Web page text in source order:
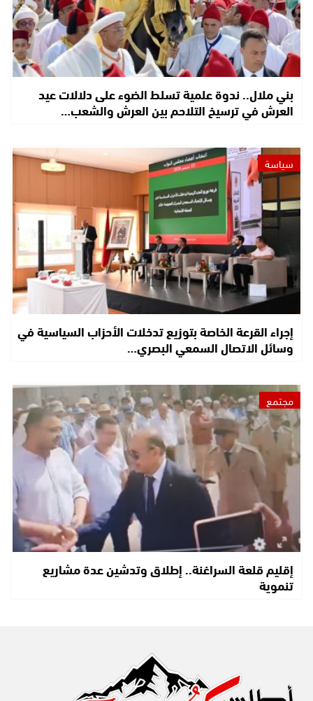
بني ملال.. ندوة علمية تسلط الضوء على دلالات عيد
العرش في ترسيخ التلاحم بين العرش والشعب…
سياسة
إجراء القرعة الخاصة بتوزيع تدخلات الأحزاب السياسية في
وسائل الاتصال السمعي البصري…
مجتمع
إقليم قلعة السراغنة.. إطلاق وتدشين عدة مشاريع
تنموية